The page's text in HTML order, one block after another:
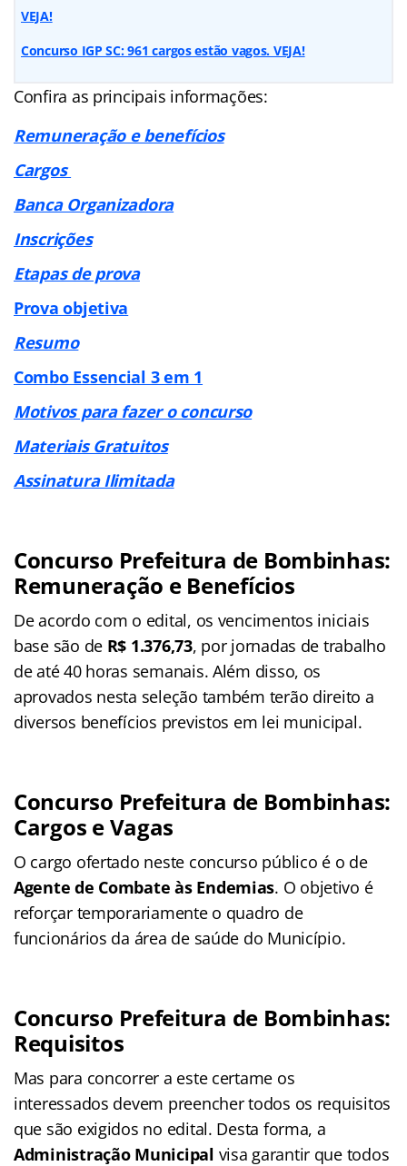
VEJA!
Concurso IGP SC: 961 cargos estão vagos. VEJA!
Confira as principais informações:
Remuneração e benefícios
Cargos
Banca Organizadora
Inscrições
Etapas de prova
Prova objetiva
Resumo
Combo Essencial 3 em 1
Motivos para fazer o concurso
Materiais Gratuitos
Assinatura Ilimitada
Concurso Prefeitura de Bombinhas:
Remuneração e Benefícios
De acordo com o edital, os vencimentos iniciais
base são de R$ 1.376,73, por jornadas de trabalho
de até 40 horas semanais. Além disso, os
aprovados nesta seleção também terão direito a
diversos benefícios previstos em lei municipal.
Concurso Prefeitura de Bombinhas:
Cargos e Vagas
O cargo ofertado neste concurso público é o de
Agente de Combate às Endemias. O objetivo é
reforçar temporariamente o quadro de
funcionários da área de saúde do Município.
Concurso Prefeitura de Bombinhas:
Requisitos
Mas para concorrer a este certame os
interessados devem preencher todos os requisitos
que são exigidos no edital. Desta forma, a
Administração Municipal visa garantir que todos